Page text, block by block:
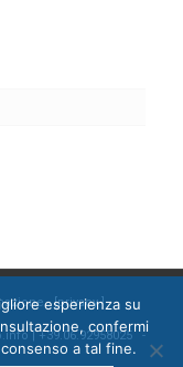
[privacy]
| +39.06.92958025 -
esperienza su
confermi
a tal fine.